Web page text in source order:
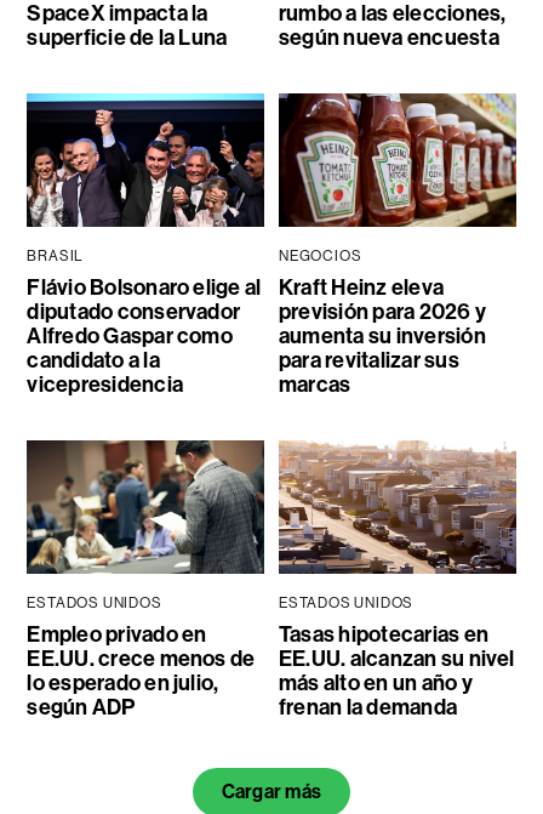
SpaceX impacta la
superficie de la Luna
rumbo a las elecciones,
según nueva encuesta
BRASIL
Flávio Bolsonaro elige al
diputado conservador
Alfredo Gaspar como
candidato a la
vicepresidencia
NEGOCIOS
Kraft Heinz eleva
previsión para 2026 y
aumenta su inversión
para revitalizar sus
marcas
ESTADOS UNIDOS
Empleo privado en
EE.UU. crece menos de
lo esperado en julio,
según ADP
ESTADOS UNIDOS
Tasas hipotecarias en
EE.UU. alcanzan su nivel
más alto en un año y
frenan la demanda
Cargar más